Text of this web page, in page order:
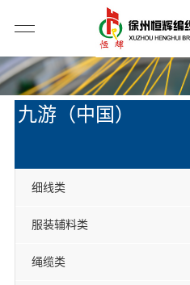
九游（中国）
细线类
服装辅料类
绳缆类